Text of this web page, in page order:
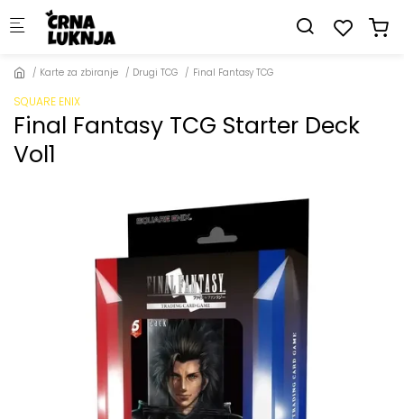
Skip to main content
Karte za zbiranje Drugi TCG Final Fantasy TCG
SQUARE ENIX
Final Fantasy TCG Starter Deck
Vol1